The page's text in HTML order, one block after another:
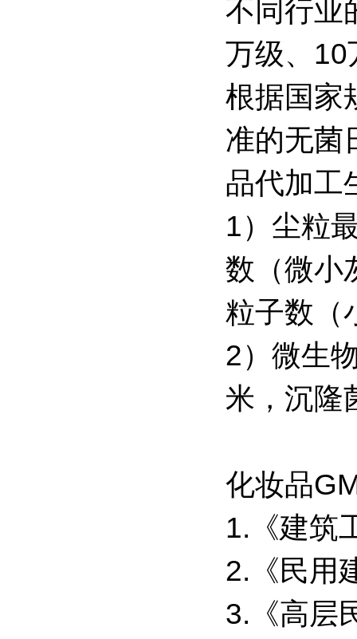
不同行业
万级、10
根据国家
准的无菌
品代加工
1）尘粒
数（微小
粒子数（
2）微生
米，沉隆
化妆品
1.《建筑
2.《民用
3.《高层